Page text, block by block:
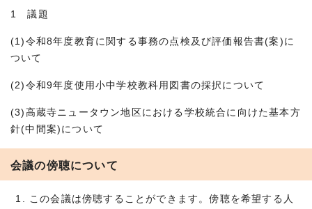
1 議題
(1)令和8年度教育に関する事務の点検及び評価報告書(案)に
ついて
(2)令和9年度使用小中学校教科用図書の採択について
(3)高蔵寺ニュータウン地区における学校統合に向けた基本方
針(中間案)について
会議の傍聴について
この会議は傍聴することができます。傍聴を希望する人